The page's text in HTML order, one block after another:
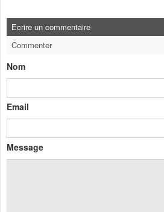
Ecrire un commentaire
Commenter
Nom
Email
Message